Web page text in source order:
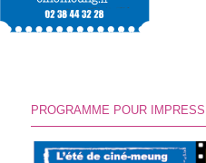
PROGRAMME POUR